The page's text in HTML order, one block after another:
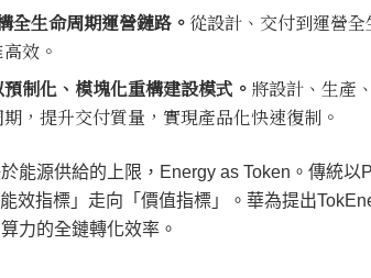
生命周期運營鏈路。 從設計、交付到運營
效。
制化、模塊化重構建設模式。 將設計、生產
，提升交付質量，實現產品化快速復制。
能源供給的上限，Energy as Token。傳統
效指標」走向「價值指標」。華為提出
力的全鏈轉化效率。